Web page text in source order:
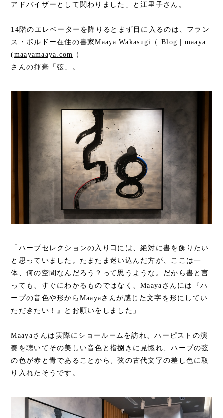
アドバイザーとして関わりました」と江里子さん。
14階のエレベーターを降りるとまず目に入るのは、フラン
ス・ボルドー在住の書家Maaya Wakasugi（ Blog | maaya
(maayamaaya.com
）
さんの揮毫「弦」。
「ハーブセレクションの入り口には、絶対に書を飾りたい
と思っていました。たまたま迷い込んだ方が、ここは一
体、何の空間なんだろう？って思うような。だから書と言
っても、すぐにわかるものではなく、Maayaさんには『ハ
ープの音色や形からMaayaさんが感じた文字を形にしてい
ただきたい！』とお願いをしました」
Maayaさんは実際にショールームを訪れ、ハーピストの演
奏を聴いてその美しい音色と指捌きに見惚れ、ハープの弦
の色が赤と青であることから、弦の古代文字の差し色に取
り入れたそうです。